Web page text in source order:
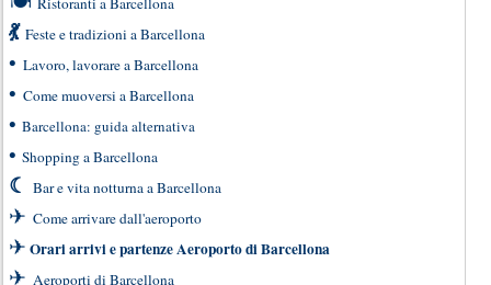
💃 Feste e tradizioni a Barcellona
• Lavoro, lavorare a Barcellona
• Come muoversi a Barcellona
• Barcellona: guida alternativa
• Shopping a Barcellona
☾ Bar e vita notturna a Barcellona
✈ Come arrivare dall'aeroporto
✈ Orari arrivi e partenze Aeroporto di Barcellona
✈ Aeroporti di Barcellona